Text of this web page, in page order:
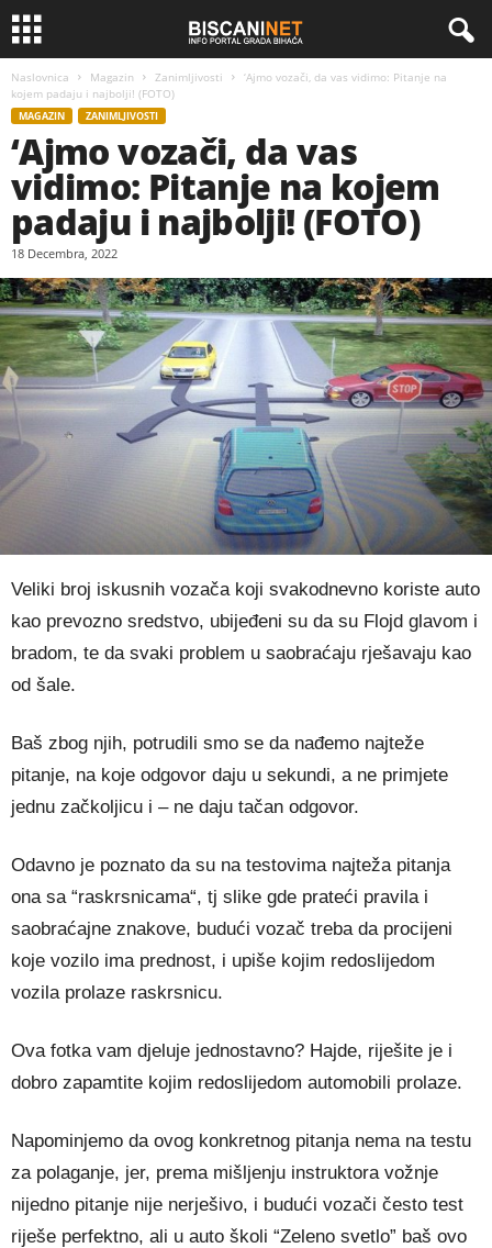
Naslovnica Magazin Zanimljivosti
‘Ajmo vozači, da vas vidimo: Pitanje na
kojem padaju i najbolji! (FOTO)
MAGAZIN ZANIMLJIVOSTI
‘Ajmo vozači, da vas
vidimo: Pitanje na kojem
padaju i najbolji! (FOTO)
18 Decembra, 2022
Veliki broj iskusnih vozača koji svakodnevno koriste auto
kao prevozno sredstvo, ubijeđeni su da su Flojd glavom i
bradom, te da svaki problem u saobraćaju rješavaju kao
od šale.
Baš zbog njih, potrudili smo se da nađemo najteže
pitanje, na koje odgovor daju u sekundi, a ne primjete
jednu začkoljicu i – ne daju tačan odgovor.
Odavno je poznato da su na testovima najteža pitanja
ona sa “raskrsnicama“, tj slike gde prateći pravila i
saobraćajne znakove, budući vozač treba da procijeni
koje vozilo ima prednost, i upiše kojim redoslijedom
vozila prolaze raskrsnicu.
Ova fotka vam djeluje jednostavno? Hajde, riješite je i
dobro zapamtite kojim redoslijedom automobili prolaze.
Napominjemo da ovog konkretnog pitanja nema na testu
za polaganje, jer, prema mišljenju instruktora vožnje
nijedno pitanje nije nerješivo, i budući vozači često test
riješe perfektno, ali u auto školi “Zeleno svetlo” baš ovo